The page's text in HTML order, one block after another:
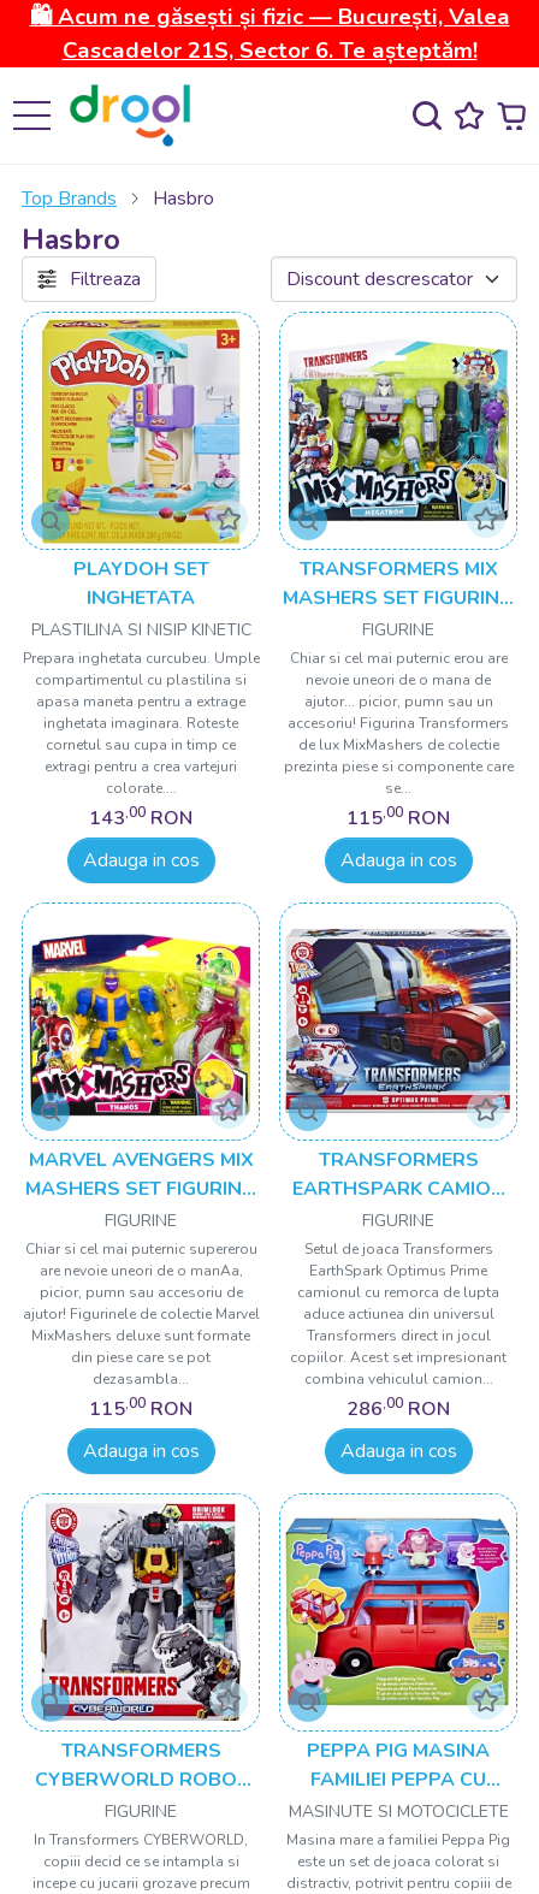
🛍️ Acum ne găsești și fizic — București, Valea
Cascadelor 21S, Sector 6. Te așteptăm!
Top Brands Hasbro
Hasbro
Filtreaza
PLAYDOH SET
INGHETATA
PLASTILINA SI NISIP KINETIC
Prepara inghetata curcubeu. Umple
compartimentul cu plastilina si
apasa maneta pentru a extrage
inghetata imaginara. Roteste
cornetul sau cupa in timp ce
extragi pentru a crea vartejuri
colorate....
143,00 RON
Adauga in cos
TRANSFORMERS MIX
MASHERS SET FIGURINA
MEGATRON 12CM SI
ACCESORII
FIGURINE
Chiar si cel mai puternic erou are
nevoie uneori de o mana de
ajutor... picior, pumn sau un
accesoriu! Figurina Transformers
de lux MixMashers de colectie
prezinta piese si componente care
se...
115,00 RON
Adauga in cos
MARVEL AVENGERS MIX
MASHERS SET FIGURINA
THANOS 12CM SI
ACCESORII
FIGURINE
Chiar si cel mai puternic supererou
are nevoie uneori de o manAa,
picior, pumn sau accesoriu de
ajutor! Figurinele de colectie Marvel
MixMashers deluxe sunt formate
din piese care se pot
dezasambla...
115,00 RON
Adauga in cos
TRANSFORMERS
EARTHSPARK CAMION
CU REMORCA DE LUPTA
OPTIMUS PRIME
FIGURINE
Setul de joaca Transformers
EarthSpark Optimus Prime
camionul cu remorca de lupta
aduce actiunea din universul
Transformers direct in jocul
copiilor. Acest set impresionant
combina vehiculul camion...
286,00 RON
Adauga in cos
TRANSFORMERS
CYBERWORLD ROBOT
GRIMLOCK
TRANSFORMABIL IN
DINOZAUR
FIGURINE
In Transformers CYBERWORLD,
copiii decid ce se intampla si
incepe cu jucarii grozave precum
PEPPA PIG MASINA
FAMILIEI PEPPA CU
FIGURINE
MASINUTE SI MOTOCICLETE
Masina mare a familiei Peppa Pig
este un set de joaca colorat si
distractiv, potrivit pentru copiii de